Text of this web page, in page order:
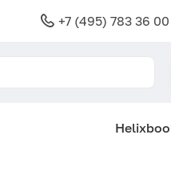
+7 (495) 783 36 00